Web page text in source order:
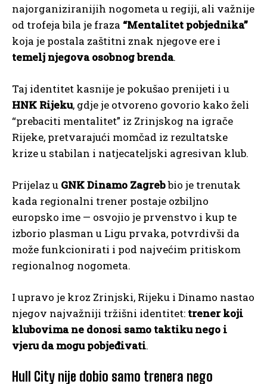
najorganiziranijih nogometa u regiji, ali važnije
od trofeja bila je fraza “Mentalitet pobjednika”
koja je postala zaštitni znak njegove ere i
temelj njegova osobnog brenda.
Taj identitet kasnije je pokušao prenijeti i u
HNK Rijeku, gdje je otvoreno govorio kako želi
“prebaciti mentalitet” iz Zrinjskog na igrače
Rijeke, pretvarajući momčad iz rezultatske
krize u stabilan i natjecateljski agresivan klub.
Prijelaz u GNK Dinamo Zagrebbio je trenutak
kada regionalni trener postaje ozbiljno
europsko ime — osvojio je prvenstvo i kup te
izborio plasman u Ligu prvaka, potvrdivši da
može funkcionirati i pod najvećim pritiskom
regionalnog nogometa.
I upravo je kroz Zrinjski, Rijeku i Dinamo nastao
njegov najvažniji tržišni identitet: trener koji
klubovima ne donosi samo taktiku nego i
vjeru da mogu pobjeđivati.
Hull City nije dobio samo trenera nego